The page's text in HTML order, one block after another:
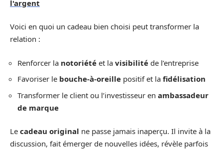
l'argent
Voici en quoi un cadeau bien choisi peut transformer la
relation :
Renforcer la notoriété et la visibilité de l’entreprise
Favoriser le bouche-à-oreille positif et la fidélisation
Transformer le client ou l’investisseur en ambassadeur
de marque
Le cadeau original ne passe jamais inaperçu. Il invite à la
discussion, fait émerger de nouvelles idées, révèle parfois